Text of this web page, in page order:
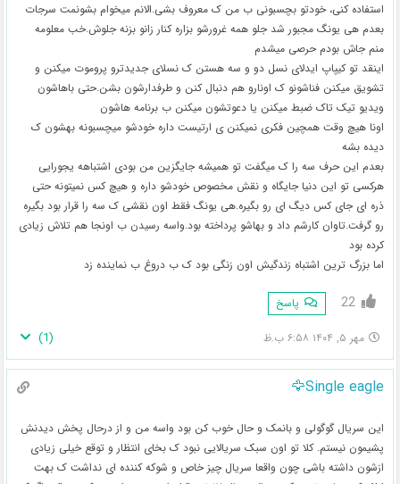
استفاده کنی، خودتو بچسبونی ب من ک معروف بشی.الانم میخوام بشونمت سرجات
بعدم هی یونگ مجبور شد جلو همه غرورشو بزاره کنار زانو بزنه جلوش.خب معلومه
منم جاش بودم حرصی میشدم
اینقد تو کیپاپ ایدلای نسل دو و سه هستن ک نسلای جدیدترو پروموت میکنن و
تشویق میکنن فناشونو ک اونارو هم دنبال کنن و طرفدارشون بشن.حتی باهاشون
ویدیو تیک تاک ضبط میکنن یا دعوتشون میکنن ب برنامه هاشون
اونا هیچ وقت همچین فکری نمیکنن ی ارتیست داره خودشو میچسبونه بهشون ک
دیده بشه
بعدم این حرف سه را ک میگفت تو همیشه جایگزین من بودی اشتباهه یجورایی
هرکسی تو این دنیا جایگاه و نقش مخصوص خودشو داره و هیچ کس نمیتونه حتی
ذره ای جای کس دیگ ای رو بگیره.هی یونگ فقط اون نقشی ک سه را قرار بود بگیره
رو گرفت.تاوان کارشم داد و بهاشو پرداخته بود.واسه رسیدن ب اونجا هم تلاش زیادی
کرده بود
اما بزرگ ترین اشتباه زندگیش اون زنگی بود ک ب دروغ ب نماینده زد
22 پاسخ
مهر ۵, ۱۴۰۴ ۶:۵۸ ب.ظ (
1
)
Single eagle🦅
این سریال گوگولی و بانمک و حال خوب کن بود واسه من و از درحال پخش دیدنش
پشیمون نیستم. کلا تو اون سبک سریالایی نبود ک بخای انتظار و توقع خیلی زیادی
ازشون داشته باشی چون واقعا سریال چیز خاص و شوکه کننده ای نداشت ک بهت